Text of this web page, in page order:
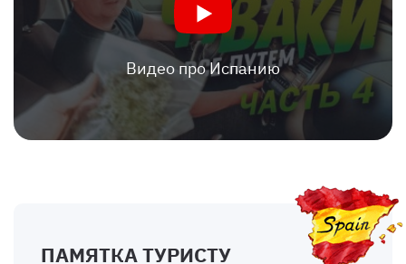
Видео про Испанию
ПАМЯТКА ТУРИСТУ